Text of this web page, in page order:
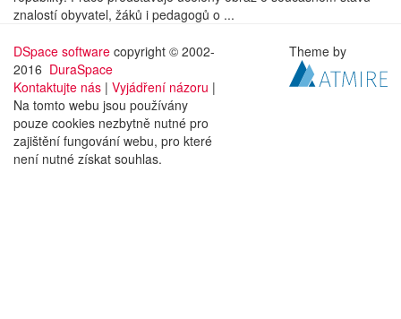
znalostí obyvatel, žáků i pedagogů o ...
DSpace software copyright © 2002-
2016 DuraSpace
Kontaktujte nás | Vyjádření názoru |
Na tomto webu jsou používány
pouze cookies nezbytně nutné pro
zajištění fungování webu, pro které
není nutné získat souhlas.
Theme by